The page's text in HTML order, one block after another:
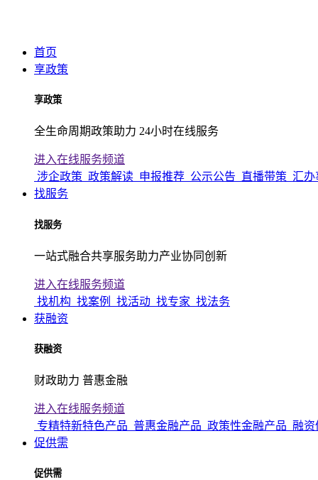
首页
享政策
享政策
全生命周期政策助力 24小时在线服务
进入在线服务频道
涉企政策 政策解读 申报推荐 公示公告 直播带策 汇办
找服务
找服务
一站式融合共享服务助力产业协同创新
进入在线服务频道
找机构 找案例 找活动 找专家 找法务
获融资
获融资
财政助力 普惠金融
进入在线服务频道
专精特新特色产品 普惠金融产品 政策性金融产品 融资
促供需
促供需